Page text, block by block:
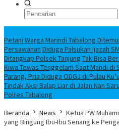
Petani Warga Marindi Tabalong
Persawahan Diduga Palsukan Ijazah
Ditangkap Polsek Tanjung Tak Bisa
Kiwa Tewas Tenggelam Saat Mandi di
Parang, Pria Diduga ODGJ di Pulau
Tindak Aksi Balap Liar di Jalan Nan
Polres Tabalong
Beranda
News
Ketua PW
yang Bingung Ibu-Ibu Senang ke